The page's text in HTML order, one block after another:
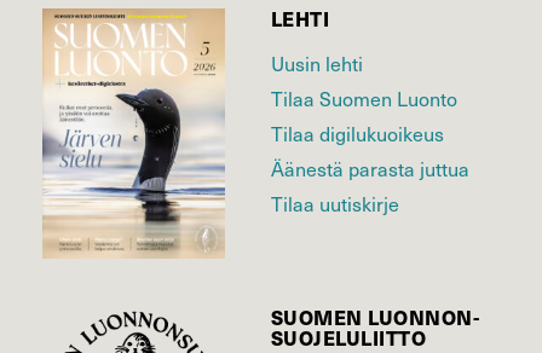
LEHTI
Uusin lehti
Tilaa Suomen Luonto
Tilaa digilukuoikeus
Äänestä parasta juttua
Tilaa uutiskirje
SUOMEN LUONNON­
SUOJELU­LIITTO